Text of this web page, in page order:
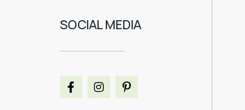
SOCIAL MEDIA